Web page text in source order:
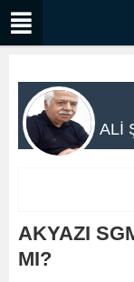
ALİ
AKYAZI
MI?